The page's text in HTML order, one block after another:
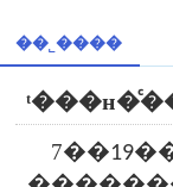
��˾����
7��